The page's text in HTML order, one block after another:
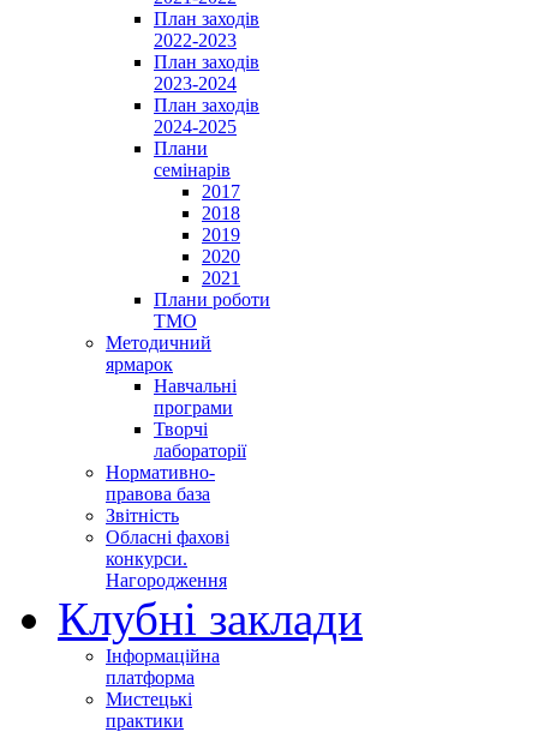
План заходів
2022-2023
План заходів
2023-2024
План заходів
2024-2025
Плани
семінарів
2017
2018
2019
2020
2021
Плани роботи
ТМО
Методичний
ярмарок
Навчальні
програми
Творчі
лабораторії
Нормативно-
правова база
Звітність
Обласні фахові
конкурси.
Нагородження
Клубні заклади
Інформаційна
платформа
Мистецькі
практики